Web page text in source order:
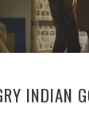
INDIAN